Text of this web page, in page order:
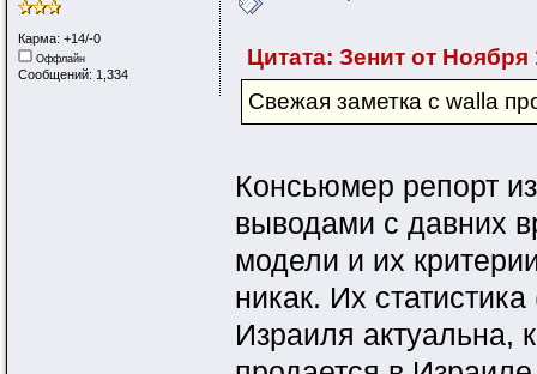
Карма: +14/-0
Оффлайн
Сообщений: 1,334
Цитата: Зенит от Ноября
Свежая заметка с walla
Консьюмер репорт
выводами с давних
модели и их
никак. Их
Израиля актуальна,